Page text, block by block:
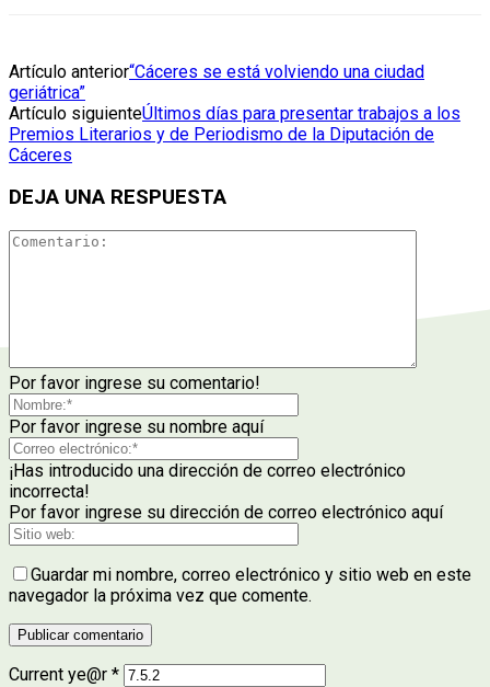
Artículo anterior“Cáceres se está volviendo una ciudad
geriátrica”
Artículo siguienteÚltimos días para presentar trabajos a los
Premios Literarios y de Periodismo de la Diputación de
Cáceres
DEJA UNA RESPUESTA
Por favor ingrese su comentario!
Por favor ingrese su nombre aquí
¡Has introducido una dirección de correo electrónico
incorrecta!
Por favor ingrese su dirección de correo electrónico aquí
Guardar mi nombre, correo electrónico y sitio web en este
navegador la próxima vez que comente.
Current ye@r *